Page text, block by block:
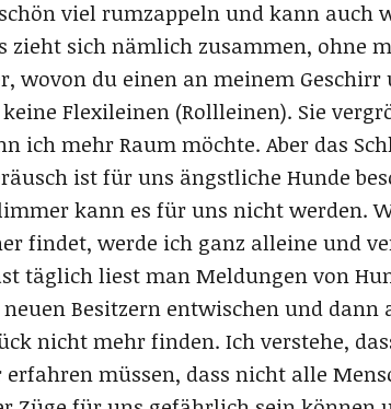
viel rumzappeln und kann auch
zieht sich nämlich zusammen, ohne
wovon du einen an meinem
Flexileinen (Rollleinen). Sie
ich mehr Raum möchte. Aber das
ist für uns ängstliche Hunde
kann es für uns nicht werden.
findet, werde ich ganz alleine und
täglich liest man Meldungen von
Besitzern entwischen und
nicht mehr finden. Ich verstehe,
müssen, dass nicht alle